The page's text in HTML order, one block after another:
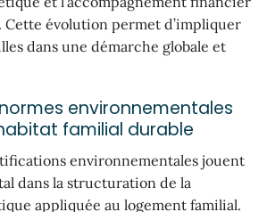
Cette évolution permet d’impliquer
dans une démarche globale et
environnementales
familial durable
environnementales jouent
dans la structuration de la
appliquée au logement familial.